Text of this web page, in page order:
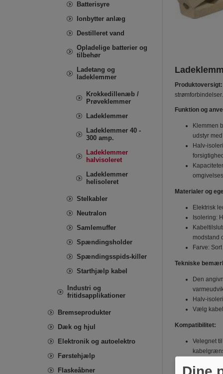
Produktoversigt:
Funktion og
Klemmen
udstyr
Halv-
Materialer og
Elektrisk
Isolering:
modstand
Farve:
Tekniske
Den
Halv-
Vælg
Kompatibilitet:
Velegnet
Batterisyre
Ionbytter anlæg
Destilleret vand
Opladelige batterier og
tilbehør
Ladetang og
ladeklemmer
Krokkedillenæb /
Prøveklemmer
Ladeklemmer
Ladeklemmer 40 -
300 amp.
Ladeklemmer
halvisoleret
Ladeklemmer
helisoleret
Stelkabler
Neutralon
Samlemuffer
Spændingsholder
Spændingsspids-killer
Starthjælp kabel
Industri og
fritidsapplikationer
Bremseprodukter
Dæk og hjul
Elektronik og autoelektro
Førstehjælp
Flaskeåbner